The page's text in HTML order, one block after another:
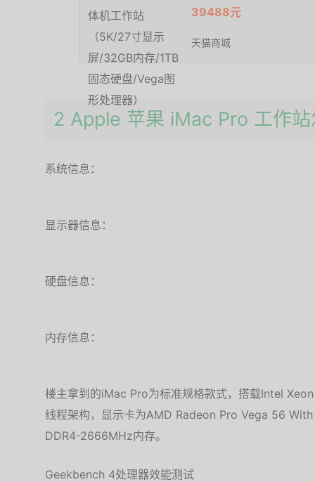
39488元
天猫商城
2 Apple 苹果 iMac Pro 工作
系统信息：
显示器信息：
硬盘信息：
内存信息：
楼主拿到的iMac Pro为标准规格款式，搭载Intel
线程架构，显示卡为AMD Radeon Pro Vega 56
DDR4-2666MHz内存。
Geekbench 4处理器效能测试